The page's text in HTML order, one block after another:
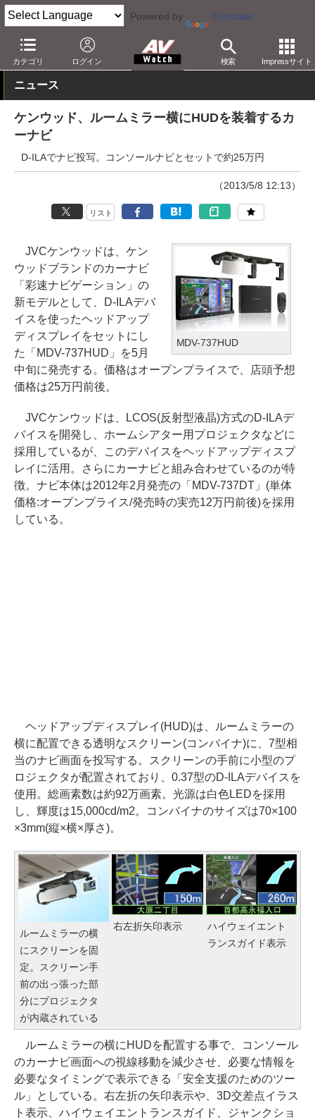
Powered by Translate
カテゴリ ログイン 検索 Impressサイト
AV Watch 製品 カーナビ/オーディオ
ニュース
ケンウッド、ルームミラー横にHUDを装着するカ
ーナビ
D-ILAでナビ投写。コンソールナビとセットで約25万円
（2013/5/8 12:13）
リスト
MDV-737HUD
JVCケンウッドは、ケン
ウッドブランドのカーナビ
「彩速ナビゲーション」の
新モデルとして、D-ILAデバ
イスを使ったヘッドアップ
ディスプレイをセットにし
た「MDV-737HUD」を5月
中旬に発売する。価格はオープンプライスで、店頭予想
価格は25万円前後。
JVCケンウッドは、LCOS(反射型液晶)方式のD-ILAデ
バイスを開発し、ホームシアター用プロジェクタなどに
採用しているが、このデバイスをヘッドアップディスプ
レイに活用。さらにカーナビと組み合わせているのが特
徴。ナビ本体は2012年2月発売の「MDV-737DT」(単体
価格:オープンプライス/発売時の実売12万円前後)を採用
している。
ヘッドアップディスプレイ(HUD)は、ルームミラーの
横に配置できる透明なスクリーン(コンバイナ)に、7型相
当のナビ画面を投写する。スクリーンの手前に小型のプ
ロジェクタが配置されており、0.37型のD-ILAデバイスを
使用。総画素数は約92万画素。光源は白色LEDを採用
し、輝度は15,000cd/m2。コンバイナのサイズは70×100
×3mm(縦×横×厚さ)。
ルームミラーの横
にスクリーンを固
定。スクリーン手
前の出っ張った部
分にプロジェクタ
が内蔵されている
右左折矢印表示
ハイウェイエント
ランスガイド表示
ルームミラーの横にHUDを配置する事で、コンソール
のカーナビ画面への視線移動を減少させ、必要な情報を
必要なタイミングで表示できる「安全支援のためのツー
ル」としている。右左折の矢印表示や、3D交差点イラス
ト表示、ハイウェイエントランスガイド、ジャンクショ